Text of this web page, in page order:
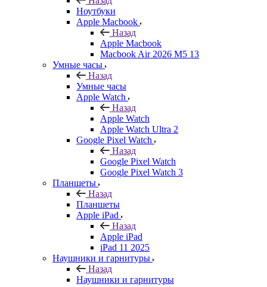
Ноутбуки
Apple Macbook
Назад
Apple Macbook
Macbook Air 2026 M5 13
Умные часы
Назад
Умные часы
Apple Watch
Назад
Apple Watch
Apple Watch Ultra 2
Google Pixel Watch
Назад
Google Pixel Watch
Google Pixel Watch 3
Планшеты
Назад
Планшеты
Apple iPad
Назад
Apple iPad
iPad 11 2025
Наушники и гарнитуры
Назад
Наушники и гарнитуры